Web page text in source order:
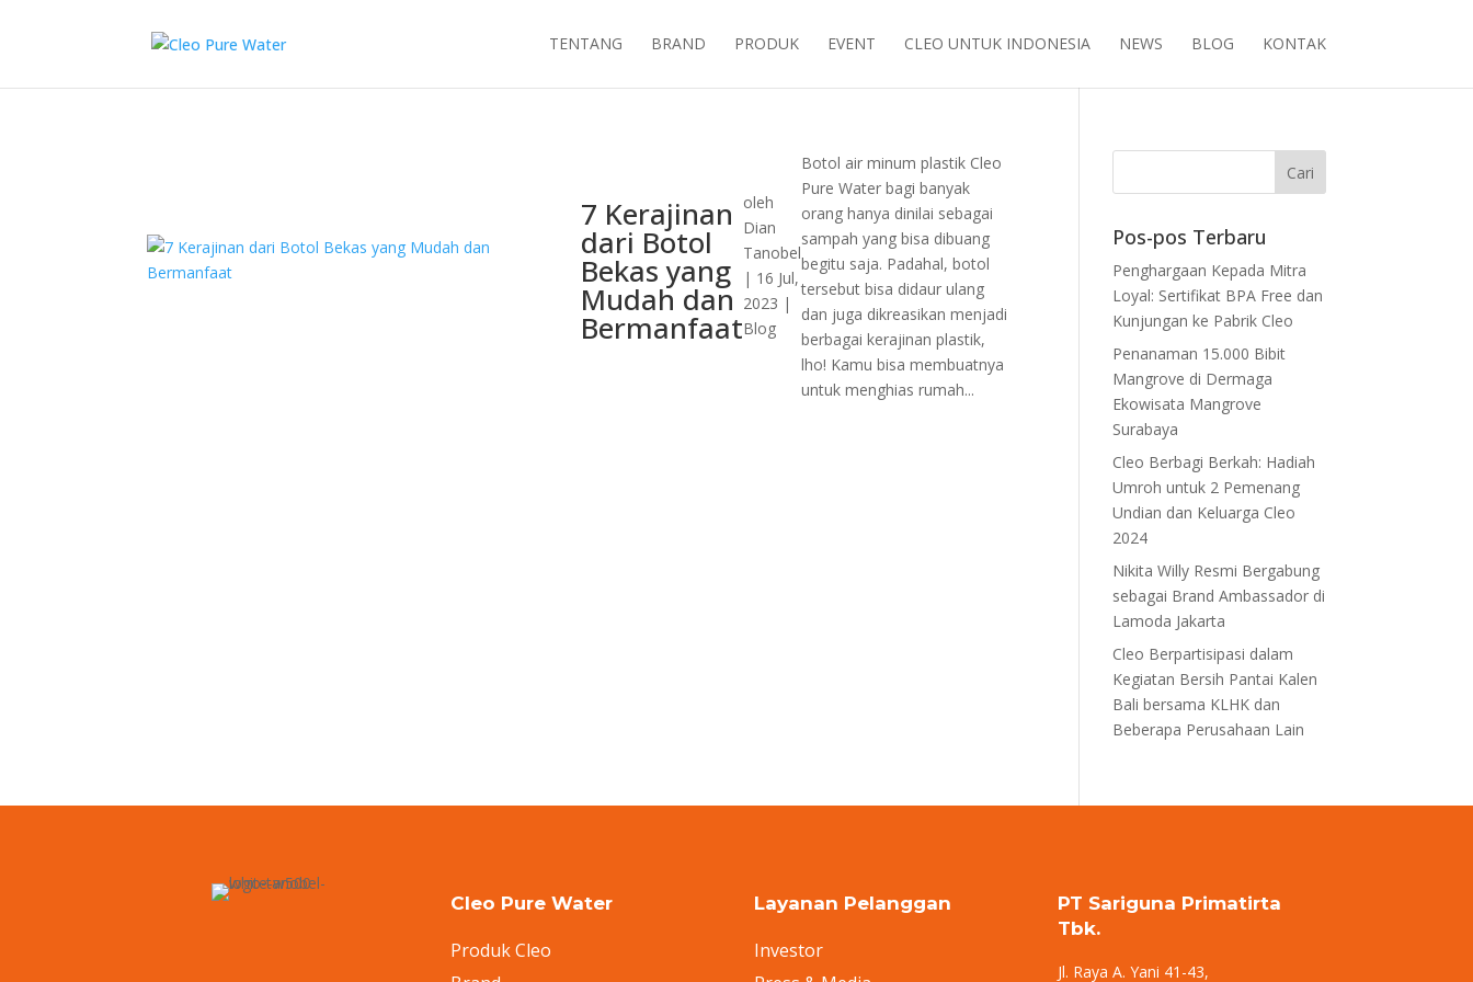
TENTANG BRAND PRODUK EVENT CLEO UNTUK INDONESIA NEWS BLOG KONTAK
7 Kerajinan
dari Botol
Bekas yang
Mudah dan
Bermanfaat
oleh
Dian
Tanobel
| 16 Jul,
2023 |
Blog
Botol air minum plastik Cleo
Pure Water bagi banyak
orang hanya dinilai sebagai
sampah yang bisa dibuang
begitu saja. Padahal, botol
tersebut bisa didaur ulang
dan juga dikreasikan menjadi
berbagai kerajinan plastik,
lho! Kamu bisa membuatnya
untuk menghias rumah...
Pos-pos Terbaru
Penghargaan Kepada Mitra
Loyal: Sertifikat BPA Free dan
Kunjungan ke Pabrik Cleo
Penanaman 15.000 Bibit
Mangrove di Dermaga
Ekowisata Mangrove
Surabaya
Cleo Berbagi Berkah: Hadiah
Umroh untuk 2 Pemenang
Undian dan Keluarga Cleo
2024
Nikita Willy Resmi Bergabung
sebagai Brand Ambassador di
Lamoda Jakarta
Cleo Berpartisipasi dalam
Kegiatan Bersih Pantai Kalen
Bali bersama KLHK dan
Beberapa Perusahaan Lain
Cleo Pure Water
Produk Cleo
Layanan Pelanggan
Investor
PT Sariguna Primatirta
Tbk.
Jl. Raya A. Yani 41-43,